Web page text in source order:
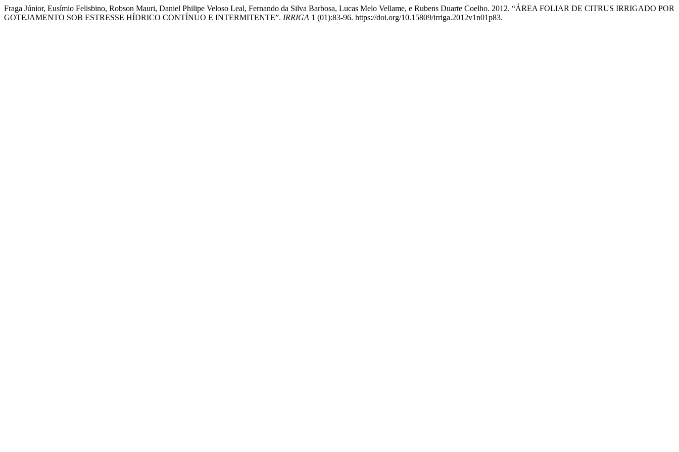
Fraga Júnior, Eusímio Felisbino, Robson Mauri, Daniel Philipe Veloso Leal, Fernando da Silva Barbosa, Lucas Melo Vellame, e Rubens Duarte Coelho. 2012. “ÁREA FOLIAR DE CITRUS IRRIGADO POR
GOTEJAMENTO SOB ESTRESSE HÍDRICO CONTÍNUO E INTERMITENTE”. IRRIGA 1 (01):83-96. https://doi.org/10.15809/irriga.2012v1n01p83.